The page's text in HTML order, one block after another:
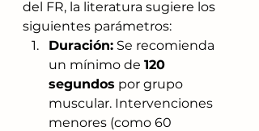
del FR, la literatura sugiere los
siguientes parámetros:
Duración: Se recomienda
un mínimo de 120
segundos por grupo
muscular. Intervenciones
menores (como 60